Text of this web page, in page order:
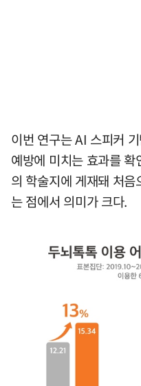
이번 연구는 AI 스피커
예방에 미치는 효과를
의 학술지에 게재돼 처
는 점에서 의미가 크다.